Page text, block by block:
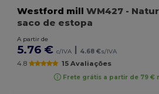
Westford mill WM427 -
saco de estopa
A partir de
5.76 € c/IVA | 4.68 €s/IVA
4.8 15 Avaliações
Frete grátis a partir de 79 €